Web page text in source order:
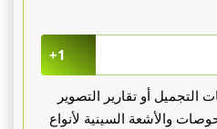
+1
أو تقارير التصوير
والأشعة السينية لأنواع